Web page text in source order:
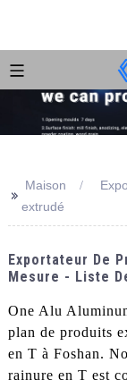
>>
Maison
extrudé
Exportateur De
Mesure - Liste
One Alu
plan de produits
en T à Foshan.
rainure en T est